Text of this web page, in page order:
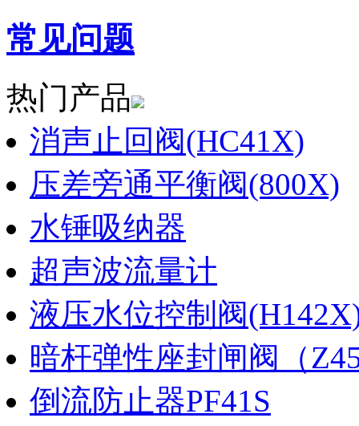
常见问题
热门产品
消声止回阀(HC41X)
压差旁通平衡阀(800X)
水锤吸纳器
超声波流量计
液压水位控制阀
暗杆弹性座封闸阀（
倒流防止器PF41S